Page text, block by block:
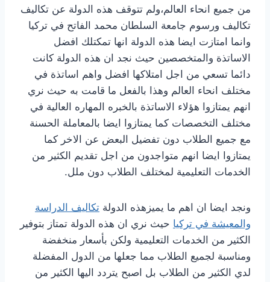
من جميع انحاء العالم،ولم تتوقف هذه الدولة عن تكاليف
تكاليف ورسوم جامعة السلطان محمد الفاتح في تركيا
وانما امتازت ايضا هذه الدولة انها تمكتلك افضل
الاساتذة والمتخصصين حيث نجد ان هذه الدولة كانت
دائما تسعي من اجل امتلاكها افضل واهم اساتذة في
مختلف انحاء العالم وهذا بالفعل ما قامت به حيث نري
انهم يمتازوا هؤلاء الاساتذة بالخبره المهاره العالية في
مختلف التخصصات كما يمتازوا ايضا بالمعاملة الحسنة
مع جميع الطلاب دون تفضيل البعض عن الاخر كما
يمتازوا ايضا انهم متواجدون من اجل تقديم الكثير من
الخدمات التعليمية لمختلف الطلاب دون ملل.
ونجد ايضا ان اهم ما يميزهذه الدولة تكاليف الدراسة
والمعيشة في تركيا حيث نري ان هذه الدولة تمتاز بتوفير
الكثير من الخدمات التعليمية ولكن بأسعار منخفضة
ومناسبة لجميع الطلاب مما جعلها من الدول المفضلة
لدي الكثير من الطلاب بل اصبح يتردد اليها الكثير من